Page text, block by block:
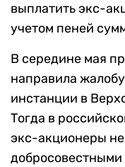
выплатить экс-
учетом пеней
В середине мая
направила
инстанции в
Тогда в
экс-акционеры